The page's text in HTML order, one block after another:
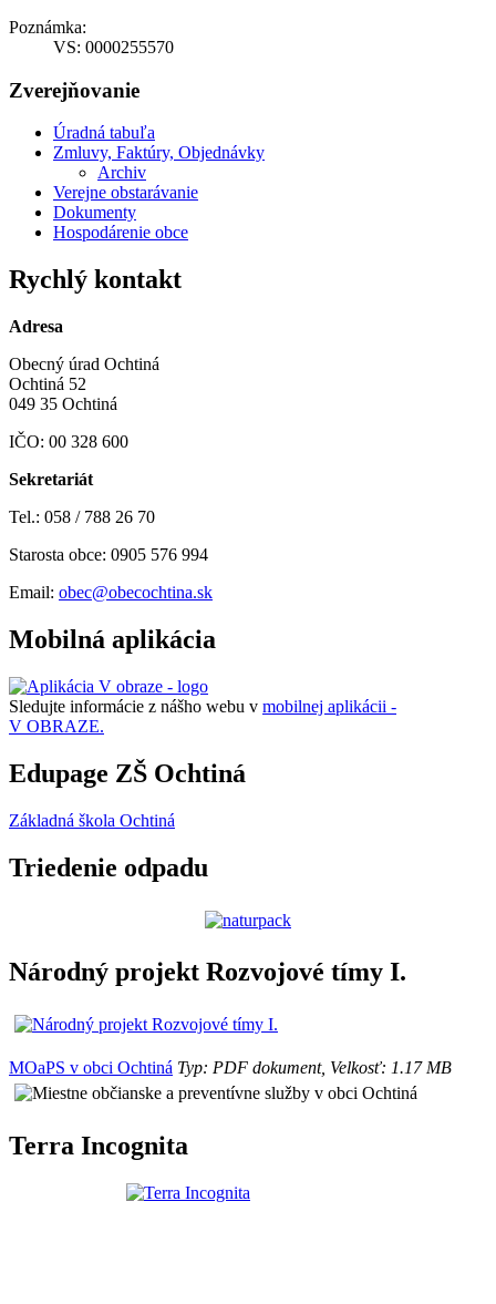
Poznámka:
VS: 0000255570
Zverejňovanie
Úradná tabuľa
Zmluvy, Faktúry, Objednávky
Archiv
Verejne obstarávanie
Dokumenty
Hospodárenie obce
Rychlý kontakt
Adresa
Obecný úrad Ochtiná
Ochtiná 52
049 35 Ochtiná
IČO: 00 328 600
Sekretariát
Tel.: 058 / 788 26 70
Starosta obce: 0905 576 994
Email: obec@obecochtina.sk
Mobilná aplikácia
Sledujte informácie z nášho webu v mobilnej aplikácii -
V OBRAZE.
Edupage ZŠ Ochtiná
Základná škola Ochtiná
Triedenie odpadu
Národný projekt Rozvojové tímy I.
MOaPS v obci Ochtiná Typ: PDF dokument, Velkosť: 1.17 MB
Terra Incognita